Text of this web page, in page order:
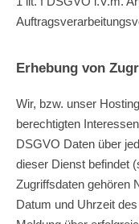
Erhebung von
Wir, bzw. unser
berechtigten
DSGVO Daten über
dieser Dienst befindet
Zugriffsdaten gehören
Datum und Uhrzeit